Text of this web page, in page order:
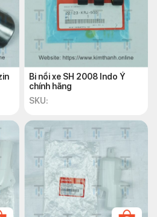
Bi nồi xe SH 2008 Indo Ý
chính hãng
SKU: